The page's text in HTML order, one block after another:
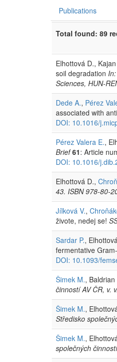
Publications
Total found: 89
Elhottová D.,
soil degradation
Sciences, HUN-
Dede A., Pérez
associated with
DOI: 10.1016/
Pérez Valera E.,
Brief 61: Article
DOI: 10.1016/
Elhottová D.,
43. ISBN 978-80-
Jílková V.,
živote, nedej se!
Sardar P.,
fermentative
DOI: 10.1093/
Šimek M., Baldrian
činností AV ČR, v.
Šimek M.,
Středisko
Šimek M.,
společných